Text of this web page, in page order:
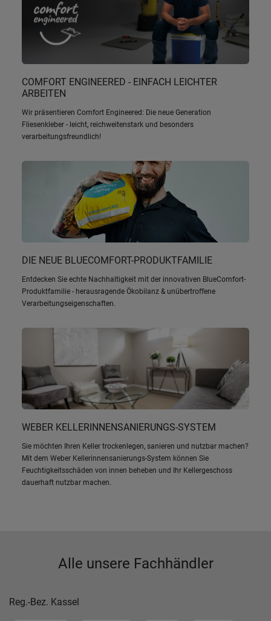
COMFORT ENGINEERED - EINFACH LEICHTER
ARBEITEN
Wir präsentieren Comfort Engineered: Die neue Generation
Fliesenkleber - leicht, reichweitenstark und besonders
verarbeitungsfreundlich!
DIE NEUE BLUECOMFORT-PRODUKTFAMILIE
Entdecken Sie echte Nachhaltigkeit mit der innovativen BlueComfort-
Produktfamilie - herausragende Ökobilanz & unübertroffene
Verarbeitungseigenschaften.
WEBER KELLERINNENSANIERUNGS-SYSTEM
Sie möchten Ihren Keller trockenlegen, sanieren und nutzbar machen?
Mit dem Weber Kellerinnensanierungs-System können Sie
Feuchtigkeitsschäden von innen beheben und Ihr Kellergeschoss
dauerhaft nutzbar machen.
Alle unsere Fachhändler
Reg.-Bez. Kassel